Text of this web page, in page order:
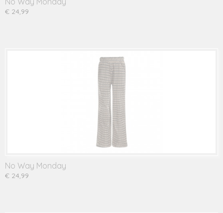
€ 24,99
No Way Monday
€ 24,99